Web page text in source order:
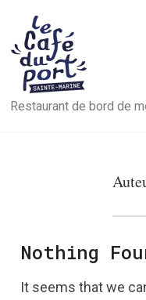
Restaurant de bord de
Nothing
It seems that we